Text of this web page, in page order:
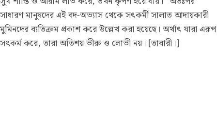
সাধারণ মানুষদের এই বদ-অভ্যাস থেকে সৎকর্মী সালাত আদায়কারী
মুমিনদের ব্যতিক্রম প্রকাশ করে উল্লেখ করা হয়েছে। অর্থাৎ যারা এরূপ
সৎকর্ম করে, তারা অতিশয় ভীরু ও লোভী নয়। [তাবারী।]